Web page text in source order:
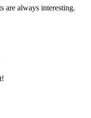
are always interesting.